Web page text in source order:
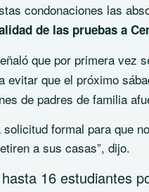
condonaciones las
de las pruebas a
que por primera vez
evitar que el próximo
de padres de familia
solicitud formal para que
a sus casas”, dijo.
16 estudiantes